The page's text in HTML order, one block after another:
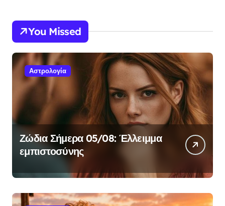
You Missed
Αστρολογία
Ζώδια Σήμερα 05/08: Έλλειμμα
εμπιστοσύνης